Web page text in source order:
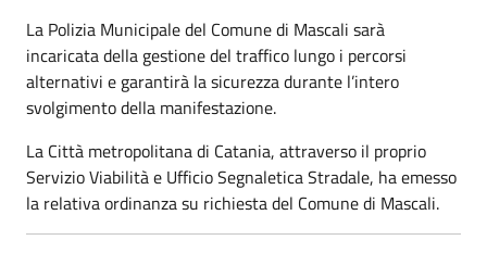
La Polizia Municipale del Comune di Mascali sarà
incaricata della gestione del traffico lungo i percorsi
alternativi e garantirà la sicurezza durante l’intero
svolgimento della manifestazione.
La Città metropolitana di Catania, attraverso il proprio
Servizio Viabilità e Ufficio Segnaletica Stradale, ha emesso
la relativa ordinanza su richiesta del Comune di Mascali.